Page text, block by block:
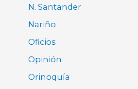
N. Santander
Nariño
Oficios
Opinión
Orinoquía